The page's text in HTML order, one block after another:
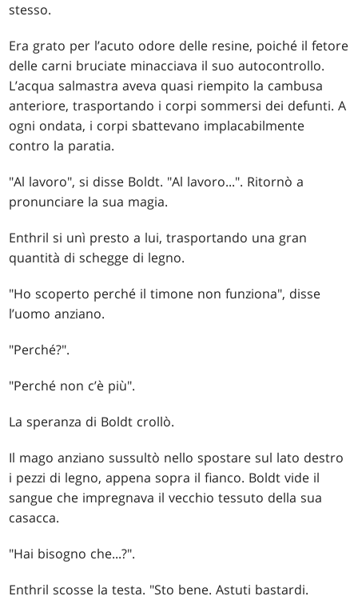
stesso.
Era grato per l’acuto odore delle resine, poiché il fetore
delle carni bruciate minacciava il suo autocontrollo.
L’acqua salmastra aveva quasi riempito la cambusa
anteriore, trasportando i corpi sommersi dei defunti. A
ogni ondata, i corpi sbattevano implacabilmente
contro la paratia.
"Al lavoro", si disse Boldt. "Al lavoro...". Ritornò a
pronunciare la sua magia.
Enthril si unì presto a lui, trasportando una gran
quantità di schegge di legno.
"Ho scoperto perché il timone non funziona", disse
l’uomo anziano.
"Perché?".
"Perché non c’è più".
La speranza di Boldt crollò.
Il mago anziano sussultò nello spostare sul lato destro
i pezzi di legno, appena sopra il fianco. Boldt vide il
sangue che impregnava il vecchio tessuto della sua
casacca.
"Hai bisogno che...?".
Enthril scosse la testa. "Sto bene. Astuti bastardi.